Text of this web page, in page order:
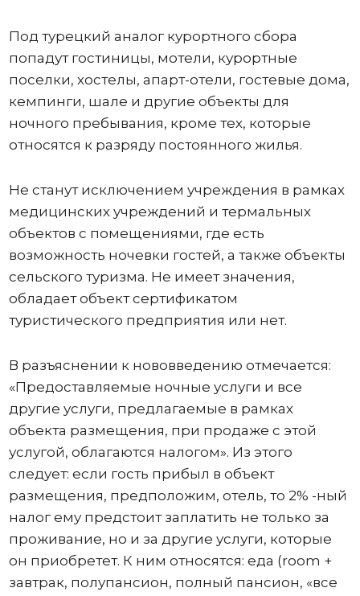
Под турецкий аналог курортного сбора
попадут гостиницы, мотели, курортные
поселки, хостелы, апарт-отели, гостевые дома,
кемпинги, шале и другие объекты для
ночного пребывания, кроме тех, которые
относятся к разряду постоянного жилья.
Не станут исключением учреждения в рамках
медицинских учреждений и термальных
объектов с помещениями, где есть
возможность ночевки гостей, а также объекты
сельского туризма. Не имеет значения,
обладает объект сертификатом
туристического предприятия или нет.
В разъяснении к нововведению отмечается:
«Предоставляемые ночные услуги и все
другие услуги, предлагаемые в рамках
объекта размещения, при продаже с этой
услугой, облагаются налогом». Из этого
следует: если гость прибыл в объект
размещения, предположим, отель, то 2% -ный
налог ему предстоит заплатить не только за
проживание, но и за другие услуги, которые
он приобретет. К ним относятся: еда (room +
завтрак, полупансион, полный пансион, «все